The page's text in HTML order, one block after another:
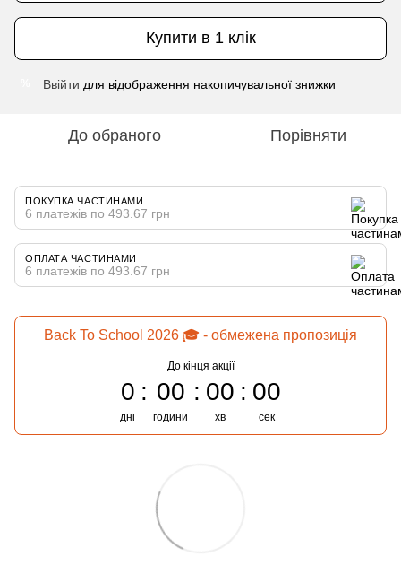
Купити в 1 клік
Ввійти для відображення накопичувальної знижки
До обраного Порівняти
ПОКУПКА ЧАСТИНАМИ
6 платежів по 493.67 грн
ОПЛАТА ЧАСТИНАМИ
6 платежів по 493.67 грн
Back To School 2026 🎓 - обмежена пропозиція
До кінця акції
0
дні
00
години
00
хв
00
сек